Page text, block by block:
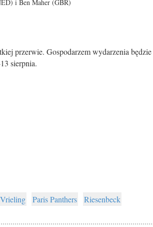
i Ben Maher (GBR)
przerwie. Gospodarzem wydarzenia będzie
sierpnia.
Paris Panthers Riesenbeck